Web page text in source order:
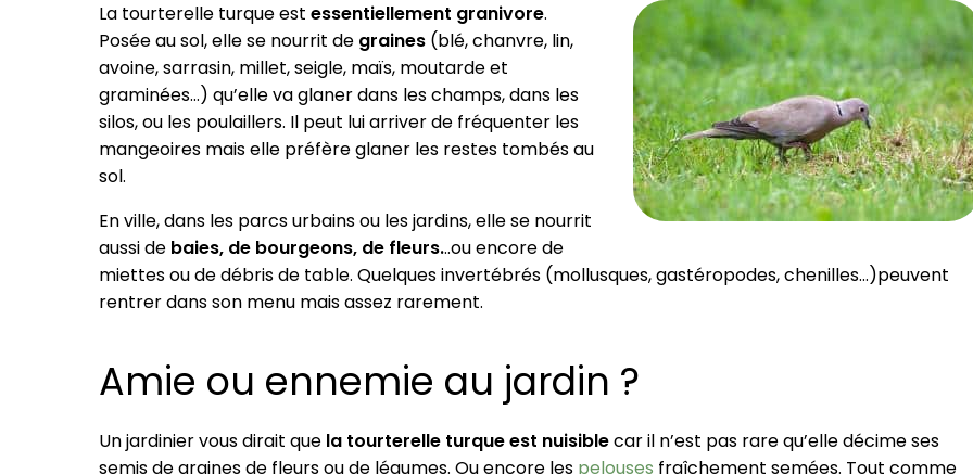
La tourterelle turque est essentiellement granivore.
Posée au sol, elle se nourrit degraines(blé, chanvre, lin,
avoine, sarrasin, millet, seigle, maïs, moutarde et
graminées…) qu’elle va glaner dans les champs, dans les
silos, ou les poulaillers. Il peut lui arriver de fréquenter les
mangeoires mais elle préfère glaner les restes tombés au
sol.
En ville, dans les parcs urbains ou les jardins, elle se nourrit
aussi de baies, de bourgeons, de fleurs...ou encore de
miettes ou de débris de table. Quelques invertébrés (mollusques, gastéropodes, chenilles…)peuvent
rentrer dans son menu mais assez rarement.
Amie ou ennemie au jardin ?
Un jardinier vous dirait que la tourterelle turque est nuisiblecar il n’est pas rare qu’elle décime ses
semis de graines de fleurs ou de légumes. Ou encore les pelouses fraîchement semées. Tout comme